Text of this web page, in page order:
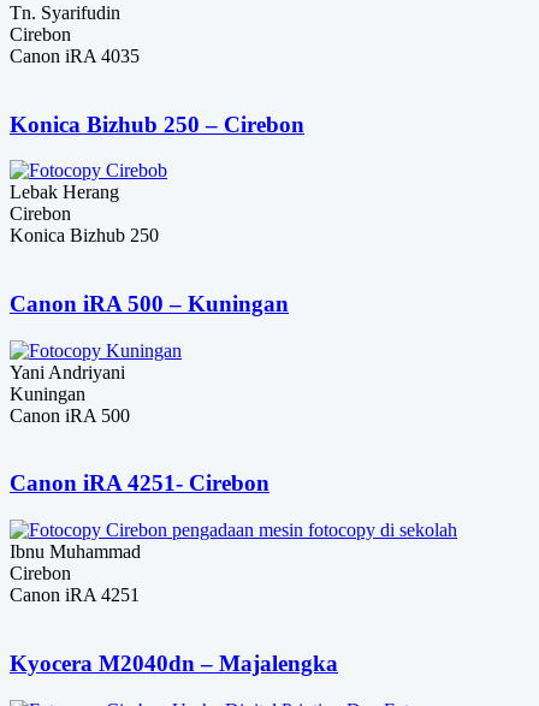
Tn. Syarifudin
Cirebon
Canon iRA 4035
Konica Bizhub 250 – Cirebon
Lebak Herang
Cirebon
Konica Bizhub 250
Canon iRA 500 – Kuningan
Yani Andriyani
Kuningan
Canon iRA 500
Canon iRA 4251- Cirebon
Ibnu Muhammad
Cirebon
Canon iRA 4251
Kyocera M2040dn – Majalengka